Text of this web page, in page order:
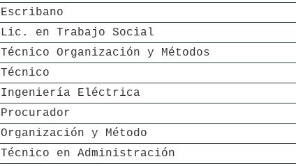
Escribano
Lic. en Trabajo Social
Técnico Organización y Métodos
Técnico
Ingeniería Eléctrica
Procurador
Organización y Método
Técnico en Administración